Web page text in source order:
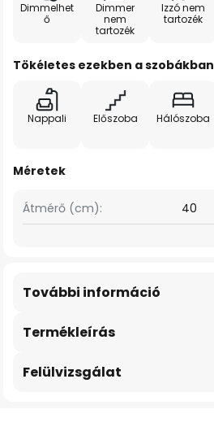
Dimmelhet
ő
Dimmer
nem
tartozék
Izzó nem
tartozék
Tökéletes ezekben a szobákban
Nappali Előszoba Hálószoba
Méretek
Átmérő (cm): 40
Termékleírás
További információ
Felülvizsgálat